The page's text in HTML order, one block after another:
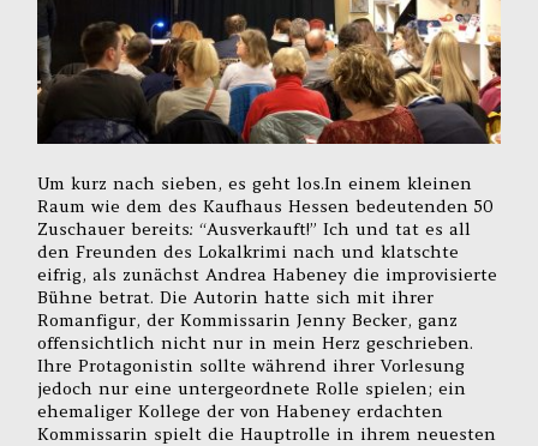
Um kurz nach sieben, es geht los.In einem kleinen
Raum wie dem des Kaufhaus Hessen bedeutenden 50
Zuschauer bereits: “Ausverkauft!” Ich und tat es all
den Freunden des Lokalkrimi nach und klatschte
eifrig, als zunächst Andrea Habeney die improvisierte
Bühne betrat. Die Autorin hatte sich mit ihrer
Romanfigur, der Kommissarin Jenny Becker, ganz
offensichtlich nicht nur in mein Herz geschrieben.
Ihre Protagonistin sollte während ihrer Vorlesung
jedoch nur eine untergeordnete Rolle spielen; ein
ehemaliger Kollege der von Habeney erdachten
Kommissarin spielt die Hauptrolle in ihrem neuesten